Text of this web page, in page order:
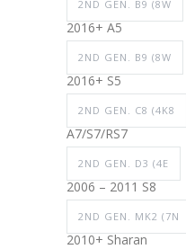
2ND GEN. B9 (8W
2016+ A5
2ND GEN. B9 (8W
2016+ S5
2ND GEN. C8 (4K8
A7/S7/RS7
2ND GEN. D3 (4E
2006 – 2011 S8
2ND GEN. MK2 (7N
2010+ Sharan